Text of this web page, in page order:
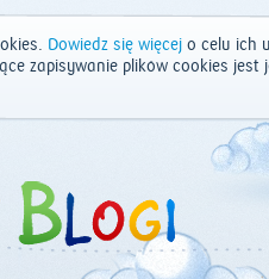
Dowiedz się więcej o celu ich
zapisywanie plików cookies